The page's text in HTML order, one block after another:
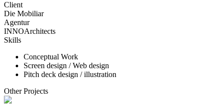
Client
Die Mobiliar
Agentur
INNOArchitects
Skills
Conceptual Work
Screen design / Web design
Pitch deck design / illustration
Other Projects